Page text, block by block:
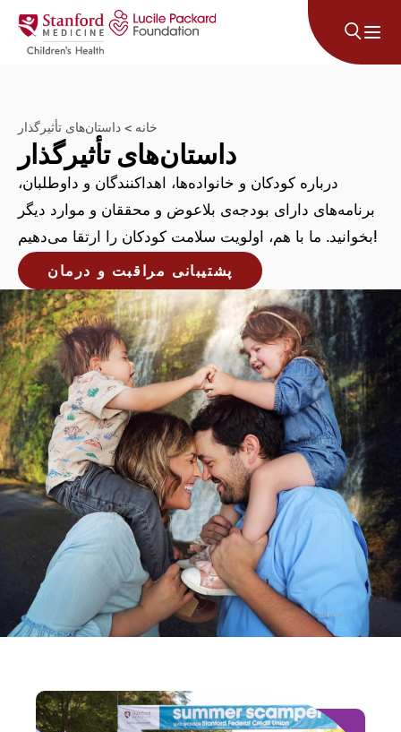
پرش به محتوا
خانه > داستان‌های تأثیرگذار
داستان‌های تأثیرگذار
درباره کودکان و خانواده‌ها، اهداکنندگان و داوطلبان،
برنامه‌های دارای بودجه‌ی بلاعوض و محققان و موارد دیگر
بخوانید. ما با هم، اولویت سلامت کودکان را ارتقا می‌دهیم!
پشتیبانی مراقبت و درمان